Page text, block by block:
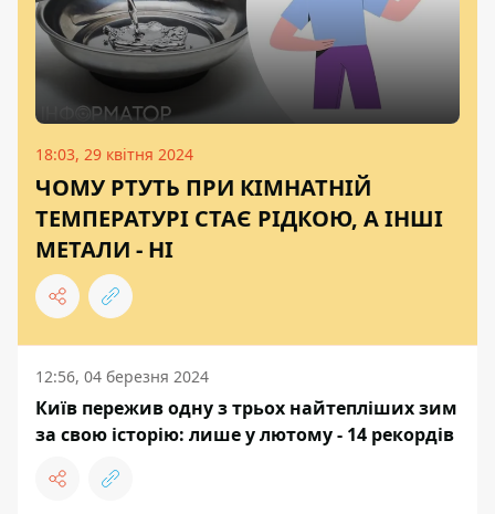
18:03, 29 квітня 2024
ЧОМУ РТУТЬ ПРИ КІМНАТНІЙ
ТЕМПЕРАТУРІ СТАЄ РІДКОЮ, А ІНШІ
МЕТАЛИ - НІ
12:56, 04 березня 2024
Київ пережив одну з трьох найтепліших зим
за свою історію: лише у лютому - 14 рекордів